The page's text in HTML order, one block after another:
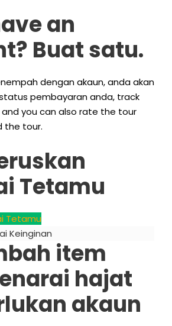
an
? Buat satu.
dengan akaun, anda akan
pembayaran anda, track
you can also rate the tour
the tour.
Tetamu
Tetamu
Keinginan
item
hajat
akaun